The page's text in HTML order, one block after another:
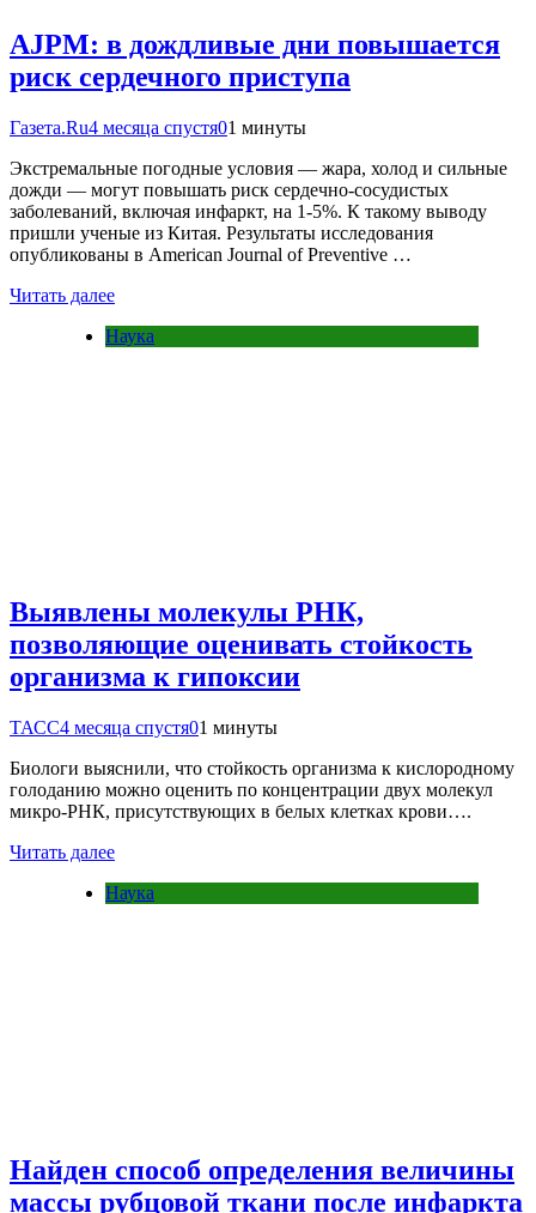
AJPM: в дождливые дни повышается
риск сердечного приступа
Газета.Ru4 месяца спустя01 минуты
Экстремальные погодные условия — жара, холод и сильные
дожди — могут повышать риск сердечно-сосудистых
заболеваний, включая инфаркт, на 1-5%. К такому выводу
пришли ученые из Китая. Результаты исследования
опубликованы в American Journal of Preventive …
Читать далее
Наука
Выявлены молекулы РНК,
позволяющие оценивать стойкость
организма к гипоксии
ТАСС4 месяца спустя01 минуты
Биологи выяснили, что стойкость организма к кислородному
голоданию можно оценить по концентрации двух молекул
микро-РНК, присутствующих в белых клетках крови….
Читать далее
Наука
Найден способ определения величины
массы рубцовой ткани после инфаркта